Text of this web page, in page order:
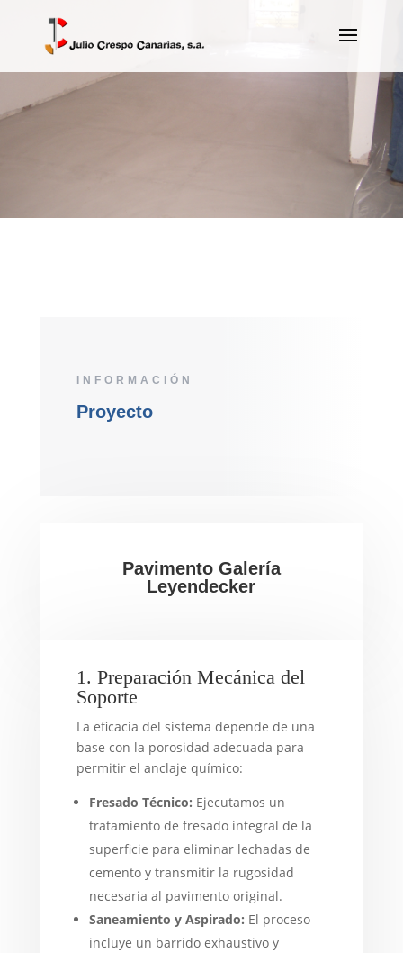
INFORMACIÓN
Proyecto
Pavimento Galería
Leyendecker
1. Preparación Mecánica del
Soporte
La eficacia del sistema depende de una
base con la porosidad adecuada para
permitir el anclaje químico:
Fresado Técnico: Ejecutamos un
tratamiento de fresado integral de la
superficie para eliminar lechadas de
cemento y transmitir la rugosidad
necesaria al pavimento original.
Saneamiento y Aspirado: El proceso
incluye un barrido exhaustivo y